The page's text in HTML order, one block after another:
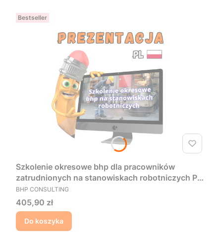
Bestseller
Szkolenie okresowe bhp dla pracowników
zatrudnionych na stanowiskach robotniczych PL
- Prezentacja
PRODUCENT
BHP CONSULTING
Cena
405,90 zł
Do koszyka